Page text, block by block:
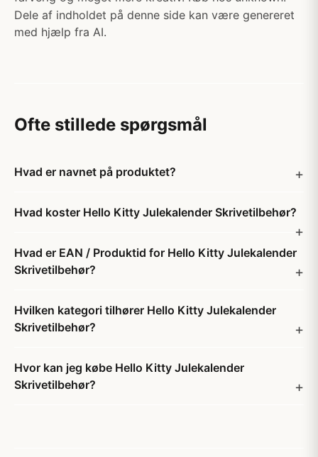
Dele af indholdet på denne side kan være genereret
med hjælp fra AI.
Ofte stillede spørgsmål
Hvad er navnet på produktet?
Hvad koster Hello Kitty Julekalender Skrivetilbehør?
Hvad er EAN / Produktid for Hello Kitty Julekalender
Skrivetilbehør?
Hvilken kategori tilhører Hello Kitty Julekalender
Skrivetilbehør?
Hvor kan jeg købe Hello Kitty Julekalender
Skrivetilbehør?